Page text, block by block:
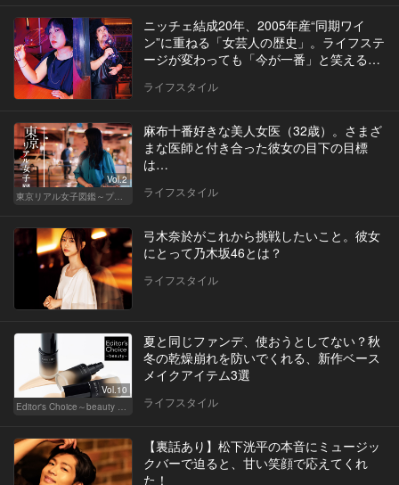
ニッチェ結成20年、2005年産“同期ワイ
ン”に重ねる「女芸人の歴史」。ライフステ
ージが変わっても「今が一番」と笑える理
ライフスタイル
Vol.2
東京リアル女子図鑑～プロローグ編～
麻布十番好きな美人女医（32歳）。さまざ
まな医師と付き合った彼女の目下の目標
は…
ライフスタイル
弓木奈於がこれから挑戦したいこと。彼女
にとって乃木坂46とは？
ライフスタイル
Vol.10
Editor's Choice～beauty & wellness～
夏と同じファンデ、使おうとしてない？秋
冬の乾燥崩れを防いでくれる、新作ベース
メイクアイテム3選
ライフスタイル
【裏話あり】松下洸平の本音にミュージッ
クバーで迫ると、甘い笑顔で応えてくれ
た！